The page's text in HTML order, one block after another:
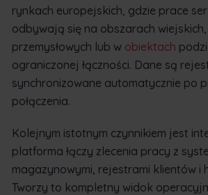
rynkach europejskich, gdzie prace
odbywają się na obszarach
przemysłowych lub w obiektach
ograniczonej łączności. Dane są
synchronizowane automatycznie po
połączenia.
Kolejnym istotnym czynnikiem jest
platforma łączy zlecenia pracy z
magazynowymi, rejestrami klientów i
Tworzy to kompletny widok